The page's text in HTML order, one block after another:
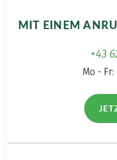
MIT EINEM
+43
Mo -